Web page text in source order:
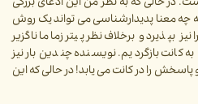
چه معنا پدیدارشناسی می تواند یک روش
بپذیرد و برخلاف نظر پیترزما ما ناگزیر
کانت بازگردیم. نویسنده چندین بار نیز
را در کانت می یابد! در حالی که این